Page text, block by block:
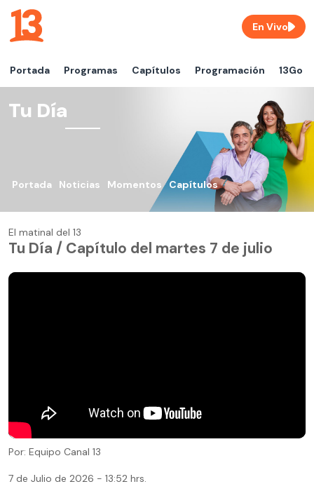
Portada Programas Capítulos Programación 13Go
En Vivo
Tu Día
Portada Noticias Momentos Capítulos
El matinal del 13
Tu Día / Capítulo del martes 7 de julio
Por: Equipo Canal 13
7 de Julio de 2026 - 13:52 hrs.